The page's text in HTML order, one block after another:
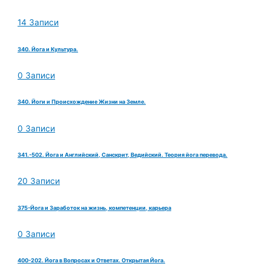
14 Записи
340. Йога и Культура.
0 Записи
340. Йоги и Происхождение Жизни на Земле.
0 Записи
341.-502. Йога и Английский, Санскрит, Ведийский. Теория йога перевода.
20 Записи
375-Йога и Заработок на жизнь, компетенции, карьера
0 Записи
400-202. Йога в Вопросах и Ответах. Открытая Йога.